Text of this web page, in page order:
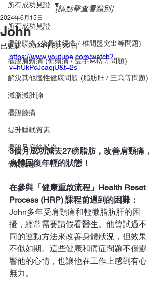
所有成功見證
擺脫腰痛 (坐骨神經痛 / 椎間盤突出等問題)
擺脫肩頸痛 (偏頭痛 / 雙手麻痹等問題)
解決其他慢性健康問題 (脂肪肝 / 三高等問題)
減脂減肚腩
擺脫膝痛
提升睡眠質素
擺脫足底筋膜炎
優化體態
所有成功見證
John
2024年6月15日
已更新：2024年8月22日
https://www.youtube.com/watch?
v=hUkPcJcaqjU&t=2s
3個月成功減去27磅脂肪，改善肩頸痛，
身體回復年輕的狀態！
在參與「健康重啟流程」Health Reset
Process (HRP) 課程前遇到的困難：
John多年受肩頸痛和輕微脂肪肝的困
擾，經常需要請假看醫生。他曾試過不
同的運動方法來改善身體狀況，但效果
不似如期。這些健康和痛症問題不僅影
響他的心情，也讓他在工作上感到有心
無力。
[請點擊查看類別]